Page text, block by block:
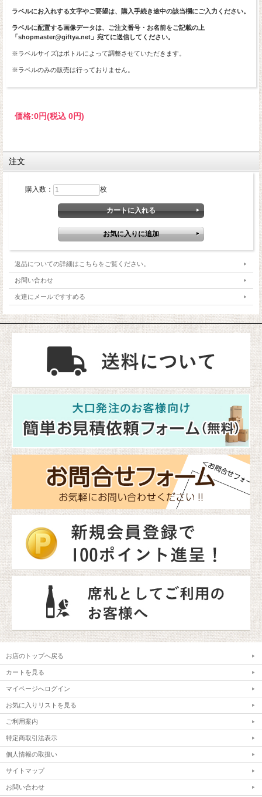
ラベルにお入れする文字やご要望は、購入手続き途中の該当欄にご入力ください。
ラベルに配置する画像データは、ご注文番号・お名前をご記載の上
「shopmaster@giftya.net」宛てに送信してください。
※ラベルサイズはボトルによって調整させていただきます。
※ラベルのみの販売は行っておりません。
価格:0円(税込 0円)
注文
購入数： 枚
返品についての詳細はこちらをご覧ください。
お問い合わせ
友達にメールですすめる
お店のトップへ戻る
カートを見る
マイページへログイン
お気に入りリストを見る
ご利用案内
特定商取引法表示
個人情報の取扱い
サイトマップ
お問い合わせ